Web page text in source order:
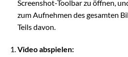
Screenshot-Toolbar zu öffnen,
zum Aufnehmen des gesamten
Teils davon.
Video abspielen: